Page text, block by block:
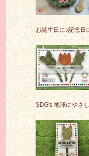
お誕生日に♪記念日
SDG's 地球にやさ